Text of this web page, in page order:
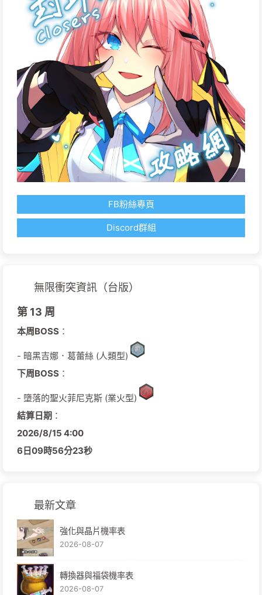
FB粉絲專頁
Discord群組
無限衝突資訊（台版）
第 13 周
本周BOSS ：
- 暗黑吉娜．葛蕾絲 (人類型)
下周BOSS ：
- 墮落的聖火菲尼克斯 (業火型)
結算日期 ：
2026/8/15 4:00
6日09時56分22秒
最新文章
強化與晶片機率表
2026-08-07
轉換器與福袋機率表
2026-08-07